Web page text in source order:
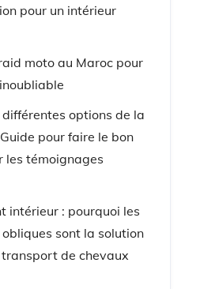
pour un intérieur
moto au Maroc pour
options de la
pour faire le bon
les témoignages
intérieur : pourquoi les
sont la solution
de chevaux